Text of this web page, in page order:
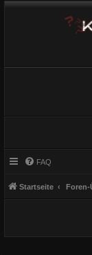
FAQ
Startseite Foren-